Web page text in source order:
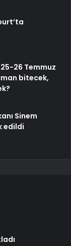
26 Temmuz
bitecek,
Sinem
edildi